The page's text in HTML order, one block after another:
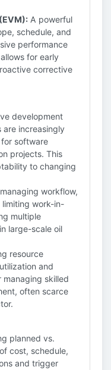
A powerful
schedule, and
performance
for early
corrective
development
increasingly
software
projects. This
to changing
workflow,
work-in-
multiple
large-scale oil
resource
and
managing skilled
often scarce
planned vs.
cost, schedule,
and trigger